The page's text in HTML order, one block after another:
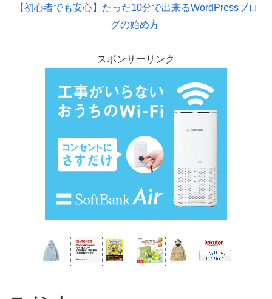
【初心者でも安心】たった10分で出来るWordPressブロ
グの始め方
スポンサーリンク